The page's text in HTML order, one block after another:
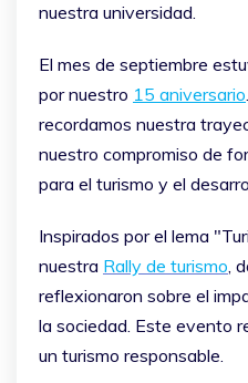
nuestra universidad.
El mes de septiembre
por nuestro 15 aniversario
recordamos nuestra
nuestro compromiso de
para el turismo y el
Inspirados por el lema
nuestra Rally de turismo,
reflexionaron sobre el
la sociedad. Este evento
un turismo responsable.